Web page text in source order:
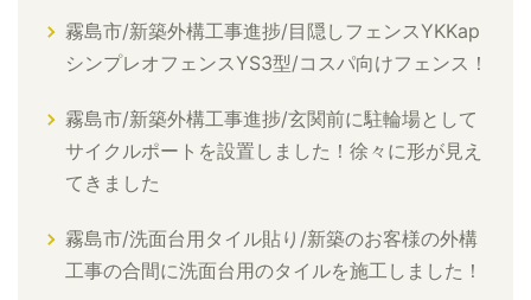
霧島市/新築外構工事進捗/目隠しフェンスYKKap
シンプレオフェンスYS3型/コスパ向けフェンス！
霧島市/新築外構工事進捗/玄関前に駐輪場として
サイクルポートを設置しました！徐々に形が見え
てきました
霧島市/洗面台用タイル貼り/新築のお客様の外構
工事の合間に洗面台用のタイルを施工しました！